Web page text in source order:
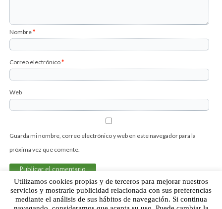
Nombre*
Correo electrónico*
Web
Guarda mi nombre, correo electrónico y web en este navegador para la
próxima vez que comente.
Sobre Humor Fútbol Club | Aviso legal |Contacto
Utilizamos cookies propias y de terceros para mejorar nuestros
servicios y mostrarle publicidad relacionada con sus preferencias
mediante el análisis de sus hábitos de navegación. Si continua